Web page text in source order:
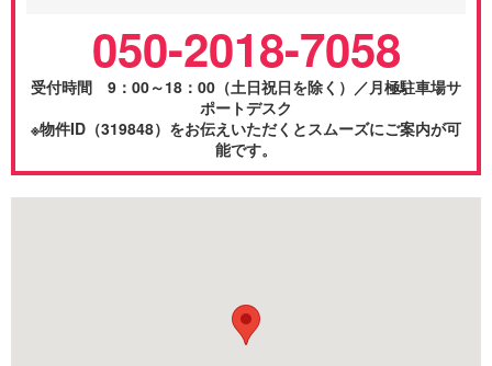
050-2018-7058
受付時間 9：00～18：00（土日祝日を除く）／月極駐車場サ
ポートデスク
※物件ID（319848）をお伝えいただくとスムーズにご案内が可
能です。